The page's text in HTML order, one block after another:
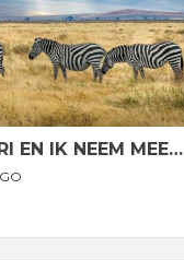
EN IK NEEM MEE…